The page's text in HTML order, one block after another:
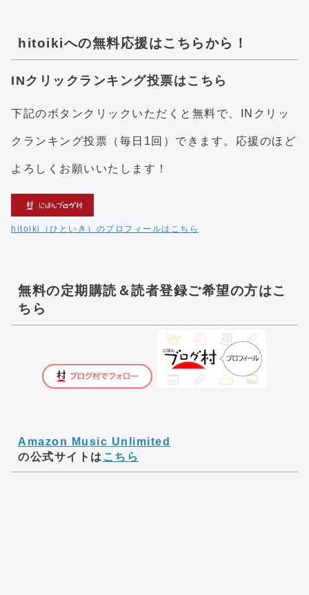
hitoikiへの無料応援はこちらから！
INクリックランキング投票はこちら
下記のボタンクリックいただくと無料で、INクリッ
クランキング投票（毎日1回）できます。応援のほど
よろしくお願いいたします！
hitoiki（ひといき）のプロフィールはこちら
無料の定期購読＆読者登録ご希望の方はこ
ちら
Amazon Music Unlimited
の公式サイトは こちら